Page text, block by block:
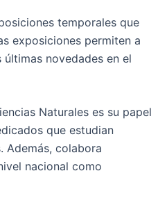
temporales que
exposiciones permiten a
novedades en el
Naturales es su papel
que estudian
Además, colabora
nacional como